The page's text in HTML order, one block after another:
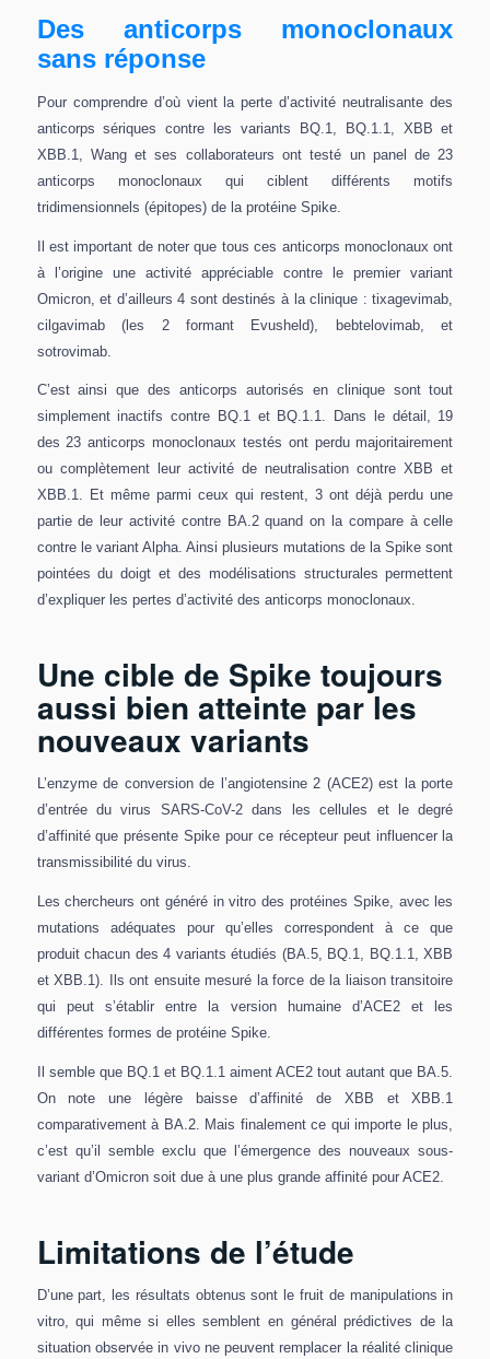
Des anticorps monoclonaux
sans réponse
Pour comprendre d’où vient la perte d’activité neutralisante des
anticorps sériques contre les variants BQ.1, BQ.1.1, XBB et
XBB.1, Wang et ses collaborateurs ont testé un panel de 23
anticorps monoclonaux qui ciblent différents motifs
tridimensionnels (épitopes) de la protéine Spike.
Il est important de noter que tous ces anticorps monoclonaux ont
à l’origine une activité appréciable contre le premier variant
Omicron, et d’ailleurs 4 sont destinés à la clinique : tixagevimab,
cilgavimab (les 2 formant Evusheld), bebtelovimab, et
sotrovimab.
C’est ainsi que des anticorps autorisés en clinique sont tout
simplement inactifs contre BQ.1 et BQ.1.1. Dans le détail, 19
des 23 anticorps monoclonaux testés ont perdu majoritairement
ou complètement leur activité de neutralisation contre XBB et
XBB.1. Et même parmi ceux qui restent, 3 ont déjà perdu une
partie de leur activité contre BA.2 quand on la compare à celle
contre le variant Alpha. Ainsi plusieurs mutations de la Spike sont
pointées du doigt et des modélisations structurales permettent
d’expliquer les pertes d’activité des anticorps monoclonaux.
Une cible de Spike toujours
aussi bien atteinte par les
nouveaux variants
L’enzyme de conversion de l’angiotensine 2 (ACE2) est la porte
d’entrée du virus SARS-CoV-2 dans les cellules et le degré
d’affinité que présente Spike pour ce récepteur peut influencer la
transmissibilité du virus.
Les chercheurs ont généré in vitro des protéines Spike, avec les
mutations adéquates pour qu’elles correspondent à ce que
produit chacun des 4 variants étudiés (BA.5, BQ.1, BQ.1.1, XBB
et XBB.1). Ils ont ensuite mesuré la force de la liaison transitoire
qui peut s’établir entre la version humaine d’ACE2 et les
différentes formes de protéine Spike.
Il semble que BQ.1 et BQ.1.1 aiment ACE2 tout autant que BA.5.
On note une légère baisse d’affinité de XBB et XBB.1
comparativement à BA.2. Mais finalement ce qui importe le plus,
c’est qu’il semble exclu que l’émergence des nouveaux sous-
variant d’Omicron soit due à une plus grande affinité pour ACE2.
Limitations de l’étude
D’une part, les résultats obtenus sont le fruit de manipulations in
vitro, qui même si elles semblent en général prédictives de la
situation observée in vivo ne peuvent remplacer la réalité clinique